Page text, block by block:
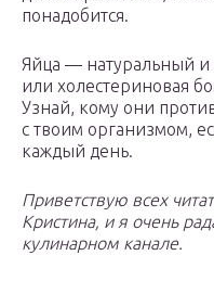
понадобится.
Яйца — натуральный и
или холестериновая
Узнай, кому они
с твоим организмом,
каждый день.
Приветствую всех
Кристина, и я очень
кулинарном канале.